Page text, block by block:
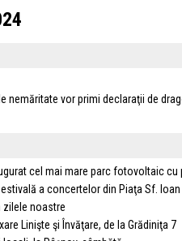
1 MDL= 0.2538
1 RSD= 0.0425
1 RUB= 0.0530
1 TRY= 0.1141
1 UAH
nemăritate vor primi declaraţii de
cel mai mare parc fotovoltaic
a concertelor din Piaţa Sf. Ioan
zilele noastre
Linişte şi Învăţare, de la Grădiniţa 7